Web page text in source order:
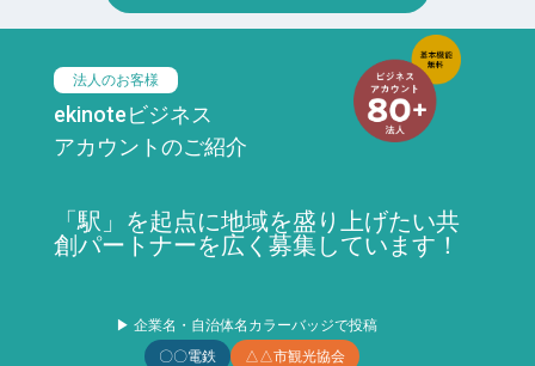
法人のお客様
ekinoteビジネス
アカウントのご紹介
「駅」を起点に地域を盛り上げたい共
創パートナーを広く募集しています！
▶ 企業名・自治体名カラーバッジで投稿
〇〇電鉄
△△市観光協会